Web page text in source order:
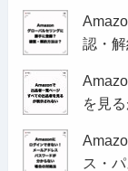
認・
を見
ス・